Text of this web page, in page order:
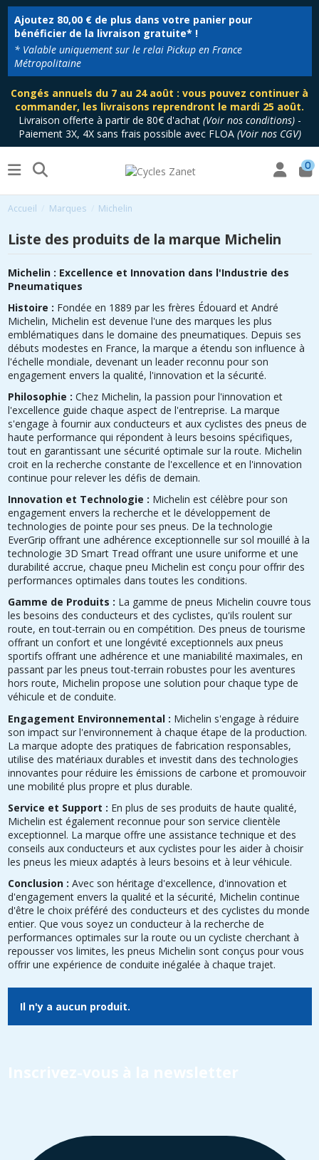
Ajoutez 80,00 €de plus dans votre panier pour
bénéficier de la livraison gratuite* !
* Valable uniquement sur le relai Pickup en France
Métropolitaine
Congés annuels du 7 au 24 août : vous pouvez continuer à
commander, les livraisons reprendront le mardi 25 août.
Livraison offerte à partir de 80€ d'achat (Voir nos conditions)-
Paiement 3X, 4X sans frais possible avec FLOA (Voir nos CGV)
0
Accueil Marques Michelin
Liste des produits de la marque Michelin
Michelin : Excellence et Innovation dans l'Industrie des
Pneumatiques
Histoire : Fondée en 1889 par les frères Édouard et André
Michelin, Michelin est devenue l'une des marques les plus
emblématiques dans le domaine des pneumatiques. Depuis ses
débuts modestes en France, la marque a étendu son influence à
l'échelle mondiale, devenant un leader reconnu pour son
engagement envers la qualité, l'innovation et la sécurité.
Philosophie : Chez Michelin, la passion pour l'innovation et
l'excellence guide chaque aspect de l'entreprise. La marque
s'engage à fournir aux conducteurs et aux cyclistes des pneus de
haute performance qui répondent à leurs besoins spécifiques,
tout en garantissant une sécurité optimale sur la route. Michelin
croit en la recherche constante de l'excellence et en l'innovation
continue pour relever les défis de demain.
Innovation et Technologie : Michelin est célèbre pour son
engagement envers la recherche et le développement de
technologies de pointe pour ses pneus. De la technologie
EverGrip offrant une adhérence exceptionnelle sur sol mouillé à la
technologie 3D Smart Tread offrant une usure uniforme et une
durabilité accrue, chaque pneu Michelin est conçu pour offrir des
performances optimales dans toutes les conditions.
Gamme de Produits : La gamme de pneus Michelin couvre tous
les besoins des conducteurs et des cyclistes, qu'ils roulent sur
route, en tout-terrain ou en compétition. Des pneus de tourisme
offrant un confort et une longévité exceptionnels aux pneus
sportifs offrant une adhérence et une maniabilité maximales, en
passant par les pneus tout-terrain robustes pour les aventures
hors route, Michelin propose une solution pour chaque type de
véhicule et de conduite.
Engagement Environnemental : Michelin s'engage à réduire
son impact sur l'environnement à chaque étape de la production.
La marque adopte des pratiques de fabrication responsables,
utilise des matériaux durables et investit dans des technologies
innovantes pour réduire les émissions de carbone et promouvoir
une mobilité plus propre et plus durable.
Service et Support : En plus de ses produits de haute qualité,
Michelin est également reconnue pour son service clientèle
exceptionnel. La marque offre une assistance technique et des
conseils aux conducteurs et aux cyclistes pour les aider à choisir
les pneus les mieux adaptés à leurs besoins et à leur véhicule.
Conclusion : Avec son héritage d'excellence, d'innovation et
d'engagement envers la qualité et la sécurité, Michelin continue
d'être le choix préféré des conducteurs et des cyclistes du monde
entier. Que vous soyez un conducteur à la recherche de
performances optimales sur la route ou un cycliste cherchant à
repousser vos limites, les pneus Michelin sont conçus pour vous
offrir une expérience de conduite inégalée à chaque trajet.
Il n'y a aucun produit.
Inscrivez-vous à la newsletter